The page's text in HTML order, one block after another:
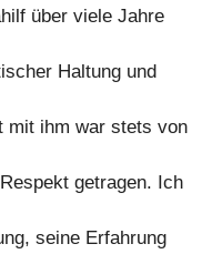
über viele Jahre
Haltung und
mit ihm war stets von
getragen. Ich
seine Erfahrung